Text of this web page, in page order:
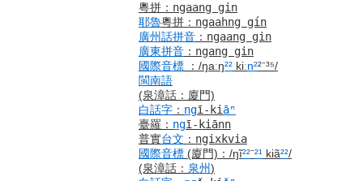
粵拼 ： ngaang gin
耶魯粵拼 ： ngaahng gín
廣州話拼音 ： ngaang gin
廣東拼音 ： ngang gin
國際音標
： /ŋaːŋ²² kiːn²²⁻³⁵/
閩南語
(泉漳話：廈門)
白話字 ： ngī-ki āⁿ
臺羅 ： ngī-kiānn
普實台文 ： ngixkvia
國際音標 (廈門) ： /ŋĩ²²⁻²¹ kiã²²/
(泉漳話： 泉州)